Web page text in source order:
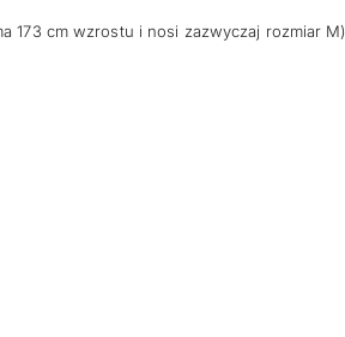
173 cm wzrostu i nosi zazwyczaj rozmiar M)